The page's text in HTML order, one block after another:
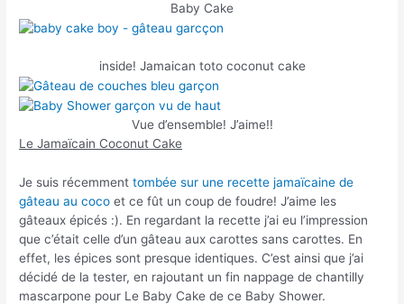
Baby Cake
inside! Jamaican toto coconut cake
Vue d’ensemble! J’aime!!
Le Jamaïcain Coconut Cake
Je suis récemmenttombée sur une recette jamaïcaine de
gâteau au cocoet ce fût un coup de foudre! J’aime les
gâteaux épicés :). En regardant la recette j’ai eu l’impression
que c’était celle d’un gâteau aux carottes sans carottes. En
effet, les épices sont presque identiques. C’est ainsi que j’ai
décidé de la tester, en rajoutant un fin nappage de chantilly
mascarpone pour Le Baby Cake de ce Baby Shower.